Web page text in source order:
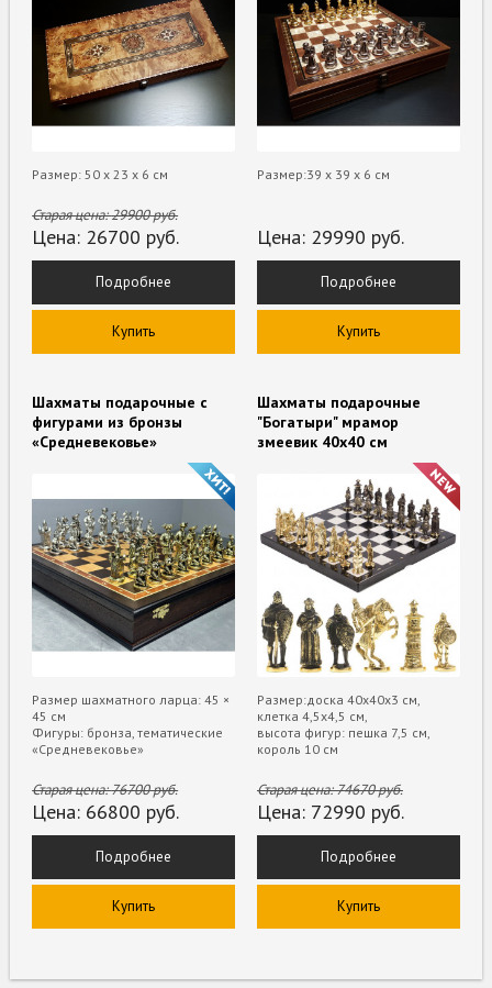
Размер: 50 х 23 х 6 см
Старая цена:29900руб.
Цена: 26700 руб.
Подробнее
Купить
Размер:39 х 39 х 6 см
Цена: 29990 руб.
Подробнее
Купить
Шахматы подарочные с
фигурами из бронзы
«Средневековье»
Размер шахматного ларца: 45 ×
45 см
Фигуры: бронза, тематические
«Средневековье»
Старая цена:76700руб.
Цена: 66800 руб.
Подробнее
Купить
Шахматы подарочные
"Богатыри" мрамор
змеевик 40х40 см
Размер:доска 40х40х3 см,
клетка 4,5х4,5 см,
высота фигур: пешка 7,5 см,
король 10 см
Старая цена:74670руб.
Цена: 72990 руб.
Подробнее
Купить